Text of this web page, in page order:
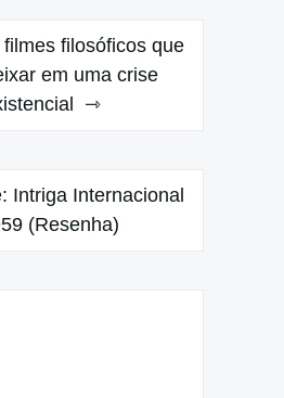
filmes filosóficos que
em uma crise
Intriga Internacional
(Resenha)